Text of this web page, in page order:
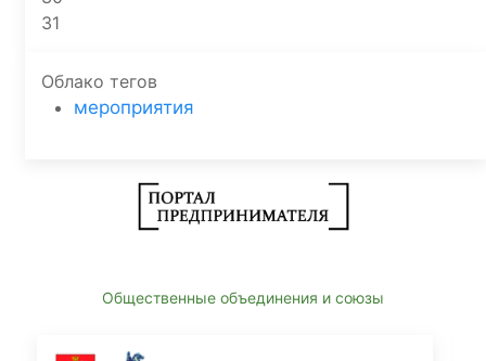
31
Облако тегов
мероприятия
Общественные объединения и союзы